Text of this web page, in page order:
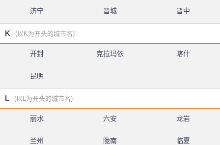
济宁 晋城 晋中
K (以K为开头的城市名)
开封 克拉玛依 喀什
昆明
L (以L为开头的城市名)
丽水 六安 龙岩
兰州 陇南 临夏